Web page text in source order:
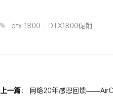
dtx-1800 , DTX1800促销
上一篇： 网络20年感恩回馈